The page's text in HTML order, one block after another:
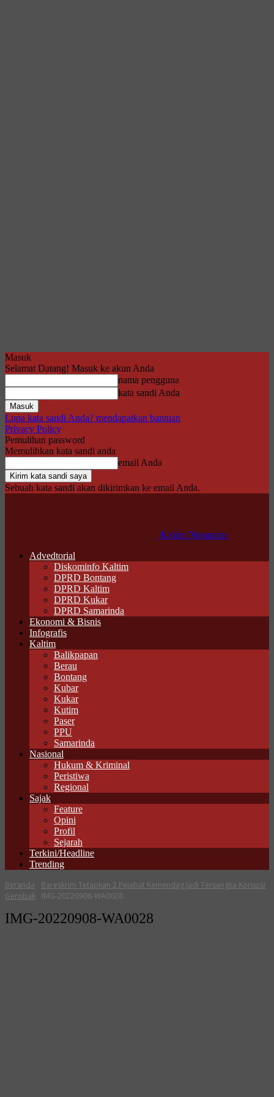
Masuk
Selamat Datang! Masuk ke akun Anda
nama pengguna
kata sandi Anda
Lupa kata sandi Anda? mendapatkan bantuan
Privacy Policy
Pemulihan password
Memulihkan kata sandi anda
email Anda
Sebuah kata sandi akan dikirimkan ke email Anda.
Kaltim Nusantara
Advedtorial
Diskominfo Kaltim
DPRD Bontang
DPRD Kaltim
DPRD Kukar
DPRD Samarinda
Ekonomi & Bisnis
Infografis
Kaltim
Balikpapan
Berau
Bontang
Kubar
Kukar
Kutim
Paser
PPU
Samarinda
Nasional
Hukum & Kriminal
Peristiwa
Regional
Sajak
Feature
Opini
Profil
Sejarah
Terkini/Headline
Trending
Beranda
Bareskrim Tetapkan 2 Pejabat Kemendag Jadi Tersangka Korupsi
Gerobak
IMG-20220908-WA0028
IMG-20220908-WA0028